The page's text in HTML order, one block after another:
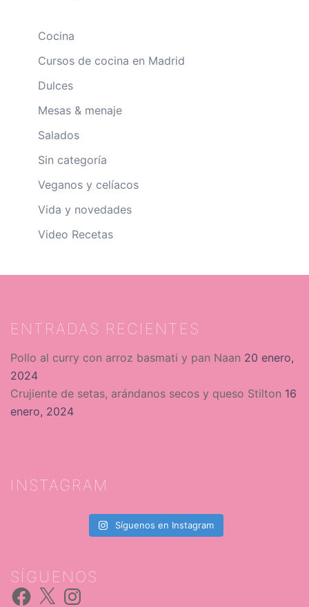
Cocina
Cursos de cocina en Madrid
Dulces
Mesas & menaje
Salados
Sin categoría
Veganos y celíacos
Vida y novedades
Video Recetas
ENTRADAS RECIENTES
Pollo al curry con arroz basmati y pan Naan 20 enero,
2024
Crujiente de setas, arándanos secos y queso Stilton 16
enero, 2024
INSTAGRAM
Síguenos en Instagram
SÍGUENOS
Facebook
X Instagram